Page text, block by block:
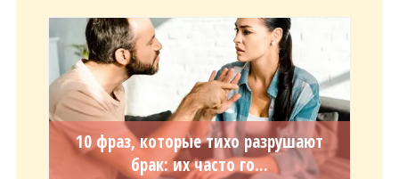
10 фраз, которые тихо разрушают
брак: их часто го...